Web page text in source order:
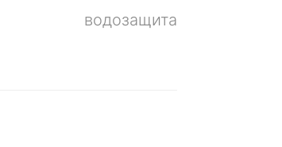
водозащита